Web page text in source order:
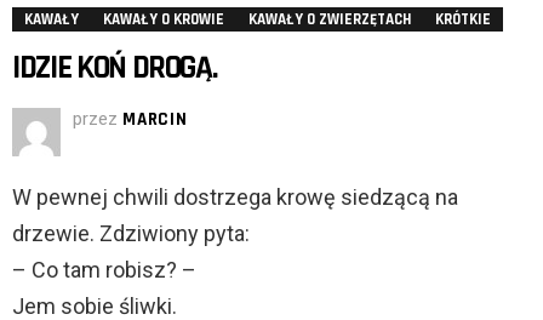
KAWAŁY KAWAŁY O KROWIE KAWAŁY O ZWIERZĘTACH KRÓTKIE
IDZIE KOŃ DROGĄ.
przez MARCIN
W pewnej chwili dostrzega krowę siedzącą na
drzewie. Zdziwiony pyta:
– Co tam robisz? –
Jem sobie śliwki.